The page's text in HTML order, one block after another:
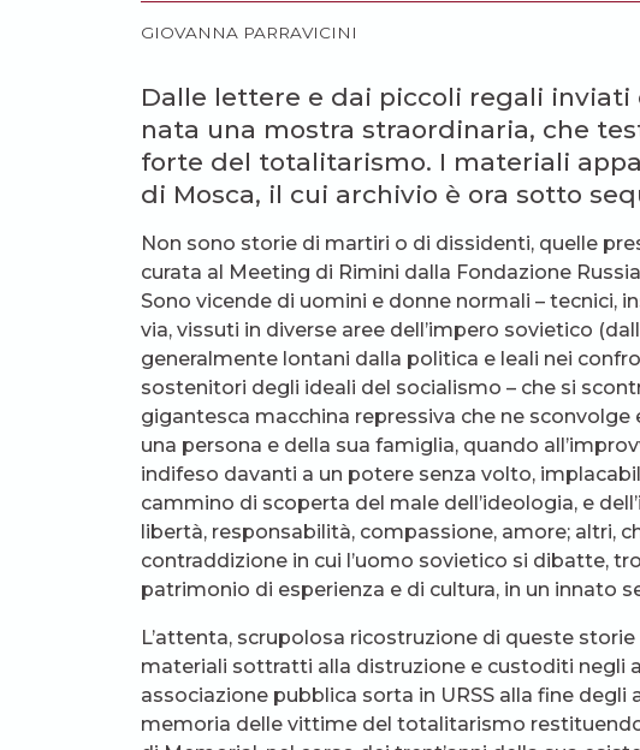
GIOVANNA PARRAVICINI
Dalle lettere e dai piccoli regali
nata una mostra straordinaria, che
forte del totalitarismo. I materiali
di Mosca, il cui archivio è ora sotto
Non sono storie di martiri o di dissidenti, quelle
curata al Meeting di Rimini dalla Fondazione
Sono vicende di uomini e donne normali – tecnici,
via, vissuti in diverse aree dell’impero sovietico
generalmente lontani dalla politica e leali nei
sostenitori degli ideali del socialismo – che si
gigantesca macchina repressiva che ne
una persona e della sua famiglia, quando
indifeso davanti a un potere senza volto,
cammino di scoperta del male dell’ideologia, e
libertà, responsabilità, compassione, amore; altri,
contraddizione in cui l’uomo sovietico si dibatte,
patrimonio di esperienza e di cultura, in un innato
L’attenta, scrupolosa ricostruzione di queste
materiali sottratti alla distruzione e custoditi negli
associazione pubblica sorta in URSS alla fine
memoria delle vittime del totalitarismo